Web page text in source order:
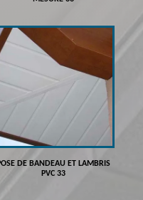
DE BANDEAU ET LAMBRIS
PVC 33